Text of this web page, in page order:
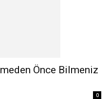
Önce Bilmeniz
0